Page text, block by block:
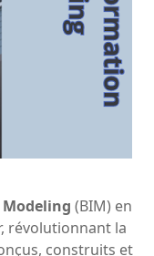
(BIM) en
révolutionnant la
construits et